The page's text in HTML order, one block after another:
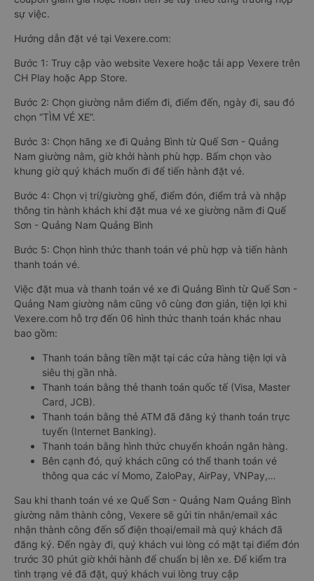
sự việc.
Hướng dẫn đặt vé tại Vexere.com:
Bước 1: Truy cập vào website Vexere hoặc tải app Vexere trên
CH Play hoặc App Store.
Bước 2: Chọn giường nằm điểm đi, điểm đến, ngày đi, sau đó
chọn “TÌM VÉ XE”.
Bước 3: Chọn hãng xe đi Quảng Bình từ Quế Sơn - Quảng
Nam giường nằm, giờ khởi hành phù hợp. Bấm chọn vào
khung giờ quý khách muốn đi để tiến hành đặt vé.
Bước 4: Chọn vị trí/giường ghế, điểm đón, điểm trả và nhập
thông tin hành khách khi đặt mua vé xe giường nằm đi Quế
Sơn - Quảng Nam Quảng Bình
Bước 5: Chọn hình thức thanh toán vé phù hợp và tiến hành
thanh toán vé.
Việc đặt mua và thanh toán vé xe đi Quảng Bình từ Quế Sơn -
Quảng Nam giường nằm cũng vô cùng đơn giản, tiện lợi khi
Vexere.com hỗ trợ đến 06 hình thức thanh toán khác nhau
bao gồm:
Thanh toán bằng tiền mặt tại các cửa hàng tiện lợi và
siêu thị gần nhà.
Thanh toán bằng thẻ thanh toán quốc tế (Visa, Master
Card, JCB).
Thanh toán bằng thẻ ATM đã đăng ký thanh toán trực
tuyến (Internet Banking).
Thanh toán bằng hình thức chuyển khoản ngân hàng.
Bên cạnh đó, quý khách cũng có thể thanh toán vé
thông qua các ví Momo, ZaloPay, AirPay, VNPay,…
Sau khi thanh toán vé xe Quế Sơn - Quảng Nam Quảng Bình
giường nằm thành công, Vexere sẽ gửi tin nhắn/email xác
nhận thành công đến số điện thoại/email mà quý khách đã
đăng ký. Đến ngày đi, quý khách vui lòng có mặt tại điểm đón
trước 30 phút giờ khởi hành để chuẩn bị lên xe. Để kiểm tra
tình trạng vé đã đặt, quý khách vui lòng truy cập